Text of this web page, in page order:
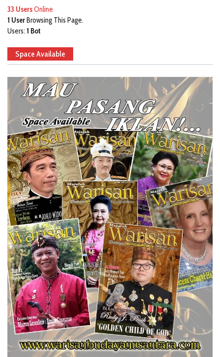
33 UsersOnline
1 UserBrowsing This Page.
Users: 1 Bot
Space Available